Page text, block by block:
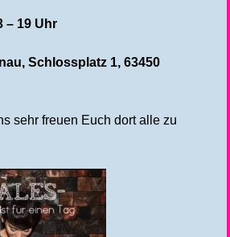
– 19 Uhr
Schlossplatz 1, 63450
sehr freuen Euch dort alle zu